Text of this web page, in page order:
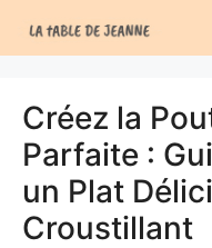
au
Créez la
Parfaite :
un Plat
Croustillant